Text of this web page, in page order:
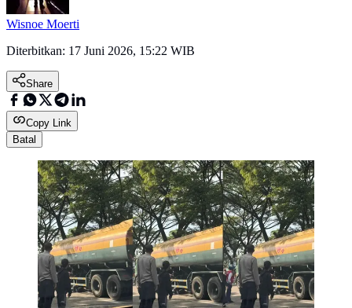
Wisnoe Moerti
Diterbitkan: 17 Juni 2026, 15:22 WIB
Share
Copy Link
Batal